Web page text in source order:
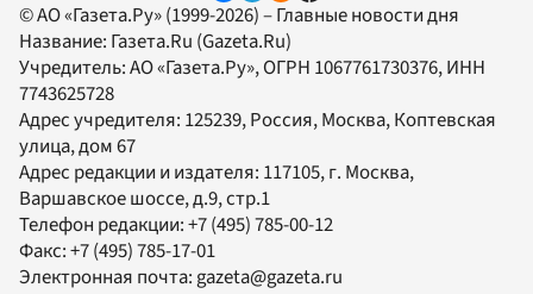
© АО «Газета.Ру» (1999-2026) – Главные новости дня
Название: Газета.Ru (Gazeta.Ru)
Учредитель:АО «Газета.Ру», ОГРН 1067761730376, ИНН
7743625728
Адрес учредителя: 125239, Россия, Москва, Коптевская
улица, дом 67
Адрес редакции и издателя: 117105, г. Москва,
Варшавское шоссе, д.9, стр.1
Телефон редакции:+7 (495) 785-00-12
Факс:+7 (495) 785-17-01
Электронная почта:gazeta@gazeta.ru